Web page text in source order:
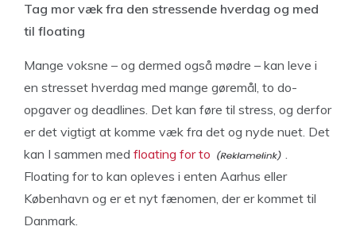
Tag mor væk fra den stressende hverdag og med
til floating
Mange voksne – og dermed også mødre – kan leve i
en stresset hverdag med mange gøremål, to do-
opgaver og deadlines. Det kan føre til stress, og derfor
er det vigtigt at komme væk fra det og nyde nuet. Det
kan I sammen med floating for to
.
Floating for to kan opleves i enten Aarhus eller
København og er et nyt fænomen, der er kommet til
Danmark.